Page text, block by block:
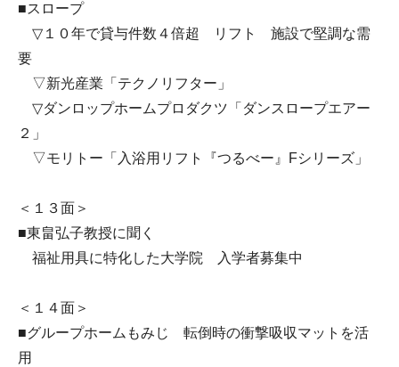
■スロープ
▽１０年で貸与件数４倍超 リフト 施設で堅調な需
要
▽新光産業「テクノリフター」
▽ダンロップホームプロダクツ「ダンスロープエアー
２」
▽モリトー「入浴用リフト『つるべー』Fシリーズ」
＜１３面＞
■東畠弘子教授に聞く
福祉用具に特化した大学院 入学者募集中
＜１４面＞
■グループホームもみじ 転倒時の衝撃吸収マットを活
用